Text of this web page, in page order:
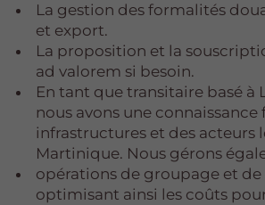
La gestion des formalités
et export.
La proposition et la
ad valorem si besoin.
En tant que transitaire basé à
nous avons une connaissance
infrastructures et des acteurs
Martinique. Nous gérons
opérations de groupage et
optimisant ainsi les coûts